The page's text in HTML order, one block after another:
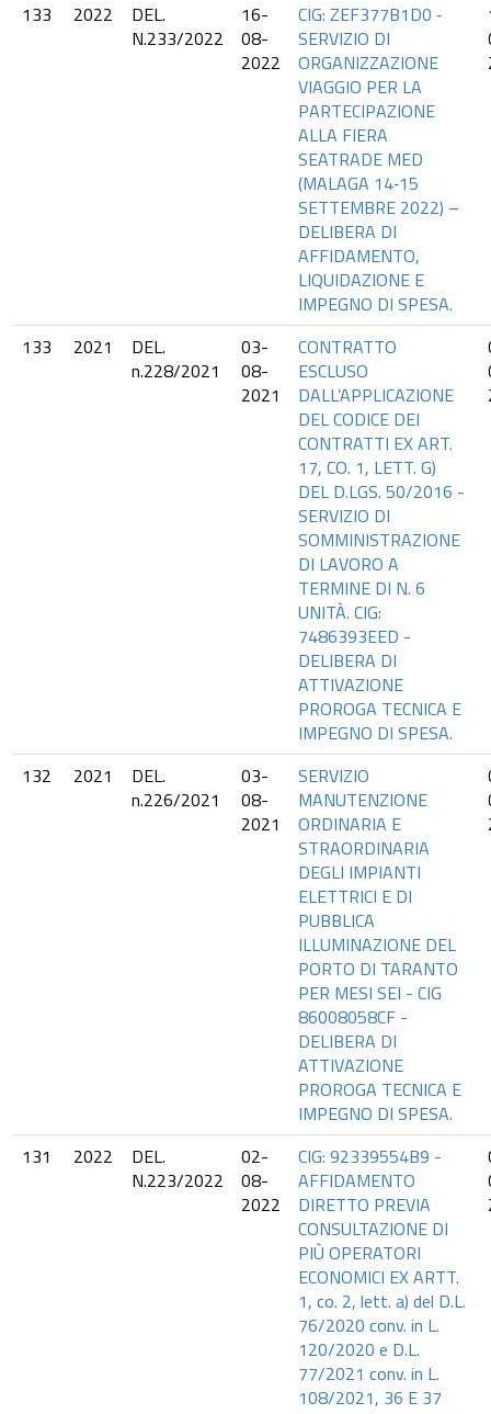
133 2022
DEL.
N.233/2022
16-
08-
2022
CIG: ZEF377B1D0 ‐
SERVIZIO DI
ORGANIZZAZIONE
VIAGGIO PER LA
PARTECIPAZIONE
ALLA FIERA
SEATRADE MED
(MALAGA 14‐15
SETTEMBRE 2022) –
DELIBERA DI
AFFIDAMENTO,
LIQUIDAZIONE E
IMPEGNO DI SPESA.
133 2021
DEL.
n.228/2021
03-
08-
2021
CONTRATTO
ESCLUSO
DALL’APPLICAZIONE
DEL CODICE DEI
CONTRATTI EX ART.
17, CO. 1, LETT. G)
DEL D.LGS. 50/2016 -
SERVIZIO DI
SOMMINISTRAZIONE
DI LAVORO A
TERMINE DI N. 6
UNITÀ. CIG:
7486393EED -
DELIBERA DI
ATTIVAZIONE
PROROGA TECNICA E
IMPEGNO DI SPESA.
132 2021
DEL.
n.226/2021
03-
08-
2021
SERVIZIO
MANUTENZIONE
ORDINARIA E
STRAORDINARIA
DEGLI IMPIANTI
ELETTRICI E DI
PUBBLICA
ILLUMINAZIONE DEL
PORTO DI TARANTO
PER MESI SEI - CIG
86008058CF -
DELIBERA DI
ATTIVAZIONE
PROROGA TECNICA E
IMPEGNO DI SPESA.
131 2022
DEL.
N.223/2022
02-
08-
2022
CIG: 92339554B9 -
AFFIDAMENTO
DIRETTO PREVIA
CONSULTAZIONE DI
PIÙ OPERATORI
ECONOMICI EX ARTT.
1, co. 2, lett. a) del D.L.
76/2020 conv. in L.
120/2020 e D.L.
77/2021 conv. in L.
108/2021, 36 E 37